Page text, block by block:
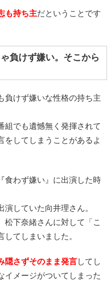
も持ち主だということです
負けず嫌い。そこから
負けず嫌いな性格の持ち主
組でも遺憾無く発揮されて
をしてしまうことがあるよ
食わず嫌い』に出演した時
していた向井理さん。
松下奈緒さんに対して「こ
てしまいました。
隠さずそのまま発言してし
イメージがついてしまった